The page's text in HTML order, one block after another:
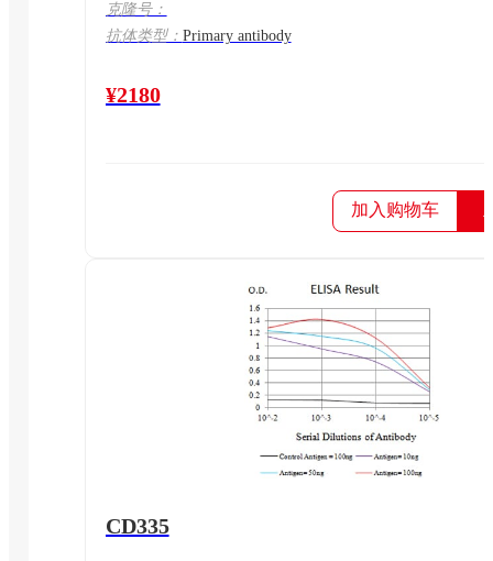
克隆号：
抗体类型： Primary antibody
¥2180
加入购物车
CD335